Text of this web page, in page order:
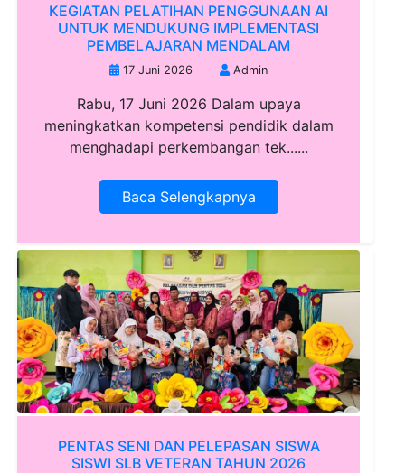
KEGIATAN PELATIHAN PENGGUNAAN AI
UNTUK MENDUKUNG IMPLEMENTASI
PEMBELAJARAN MENDALAM
17 Juni 2026 Admin
Rabu, 17 Juni 2026 Dalam upaya
meningkatkan kompetensi pendidik dalam
menghadapi perkembangan tek......
Baca Selengkapnya
PENTAS SENI DAN PELEPASAN SISWA
SISWI SLB VETERAN TAHUN 2026